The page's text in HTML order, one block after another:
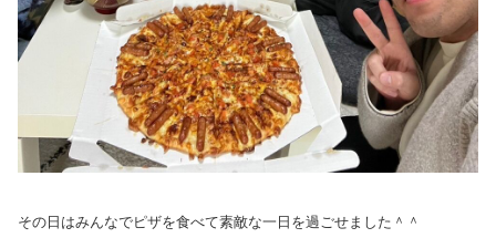
その日はみんなでピザを食べて素敵な一日を過ごせました＾＾